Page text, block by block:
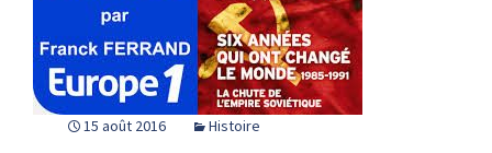
15 août 2016 Histoire